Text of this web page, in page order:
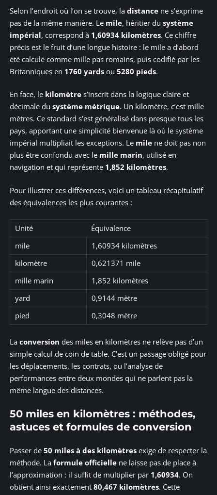
Selon l’endroit où l’on se trouve, la distance ne s’exprime
pas de la même manière. Le mile, héritier du système
impérial, correspond à 1,60934 kilomètres. Ce chiffre
précis est le fruit d’une longue histoire : le mile a d’abord
été calculé comme mille pas romains, puis codifié par les
Britanniques en 1760 yards ou 5280 pieds.
En face, le kilomètre s’inscrit dans la logique claire et
décimale du système métrique. Un kilomètre, c’est mille
mètres. Ce standard s’est généralisé dans presque tous les
pays, apportant une simplicité bienvenue là où le système
impérial multipliait les exceptions. Le mile ne doit pas non
plus être confondu avec le mille marin, utilisé en
navigation et qui représente 1,852 kilomètres.
Pour illustrer ces différences, voici un tableau récapitulatif
des équivalences les plus courantes :
Unité
Équivalence
mile
1,60934 kilomètres
kilomètre
0,621371 mile
mille marin
1,852 kilomètres
yard
0,9144 mètre
pied
0,3048 mètre
La conversion des miles en kilomètres ne relève pas d’un
simple calcul de coin de table. C’est un passage obligé pour
les déplacements, les contrats, ou l’analyse de
performances entre deux mondes qui ne parlent pas la
même langue des distances.
50 miles en kilomètres : méthodes,
astuces et formules de conversion
Passer de 50 miles à des kilomètres exige de respecter la
méthode. La formule officielle ne laisse pas de place à
l’approximation : il suffit de multiplier par 1,60934. On
obtient ainsi exactement 80,467 kilomètres. Cette